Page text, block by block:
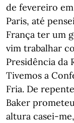
de fevereiro
Paris, até
França ter um
vim trabalhar
Presidência da
Tivemos a
Fria. De
Baker
altura casei-